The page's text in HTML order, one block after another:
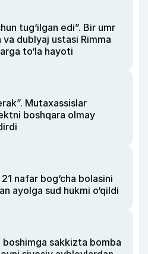
tug‘ilgan edi”. Bir umr
dublyaj ustasi Rimma
to‘la hayoti
Mutaxassislar
boshqara olmay
nafar bog‘cha bolasini
ayolga sud hukmi o‘qildi
boshimga sakkizta bomba